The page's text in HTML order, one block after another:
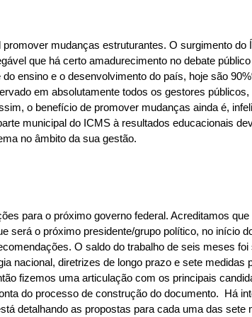
mudanças estruturantes. O surgimento do
que há certo amadurecimento no debate
ensino e o desenvolvimento do país, hoje são
em absolutamente todos os gestores
o benefício de promover mudanças ainda é,
municipal do ICMS à resultados educacionais
no âmbito da sua gestão.
para o próximo governo federal. Acreditamos
o próximo presidente/grupo político, no início
O saldo do trabalho de seis meses
nacional, diretrizes de longo prazo e sete medidas
fizemos uma articulação com os principais
do processo de construção do documento. Há
detalhando as propostas para cada uma das sete